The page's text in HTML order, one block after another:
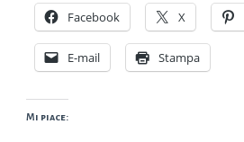
Facebook X
E-mail Stampa
Mi piace: